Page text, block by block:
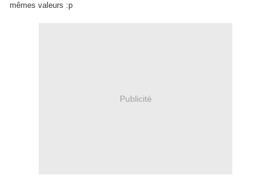
mêmes valeurs :p
Publicité